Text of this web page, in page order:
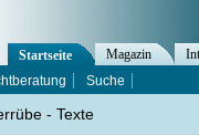
Startseite Magazin
Suche
- Texte